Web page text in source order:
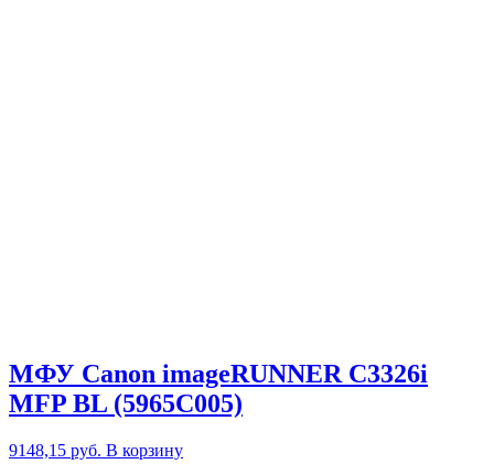
МФУ Canon imageRUNNER C3326i
MFP BL (5965C005)
9148,15 руб. В корзину